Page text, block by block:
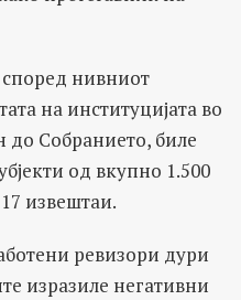
нивниот
на институцијата во
до Собранието, биле
од вкупно 1.500
извештаи.
ревизори дури
изразиле негативни